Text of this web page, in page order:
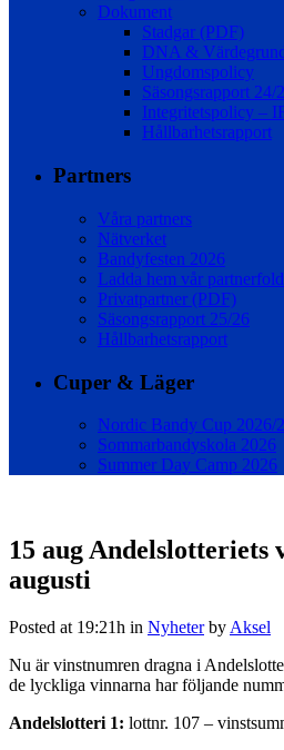
Dokument
Stadgar (PDF)
DNA &
Ungdomspolicy
Säsongsrapport 24/
Integritetspolicy –
Hållbarhetsrapport
Partners
Våra partners
Nätverket
Bandyfesten 2026
Ladda hem vår
Privatpartner (PDF)
Säsongsrapport 25/26
Hållbarhetsrapport
Cuper & Läger
Nordic Bandy Cup 2026/
Sommarbandyskola 2026
Summer Day Camp 2026
15 aug Andelslotteriets
augusti
Posted at 19:21h in Nyheter by Aksel
Nu är vinstnumren dragna i
de lyckliga vinnarna har följande
Andelslotteri 1: lottnr. 107 –